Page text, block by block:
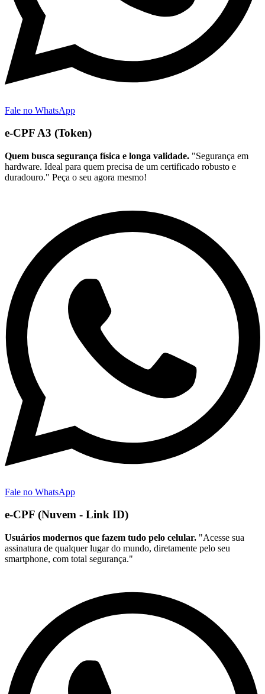
Fale no WhatsApp
e-CPF A3 (Token)
Quem busca segurança física e longa validade. "Segurança em
hardware. Ideal para quem precisa de um certificado robusto e
duradouro." Peça o seu agora mesmo!
Fale no WhatsApp
e-CPF (Nuvem - Link ID)
Usuários modernos que fazem tudo pelo celular. "Acesse sua
assinatura de qualquer lugar do mundo, diretamente pelo seu
smartphone, com total segurança."